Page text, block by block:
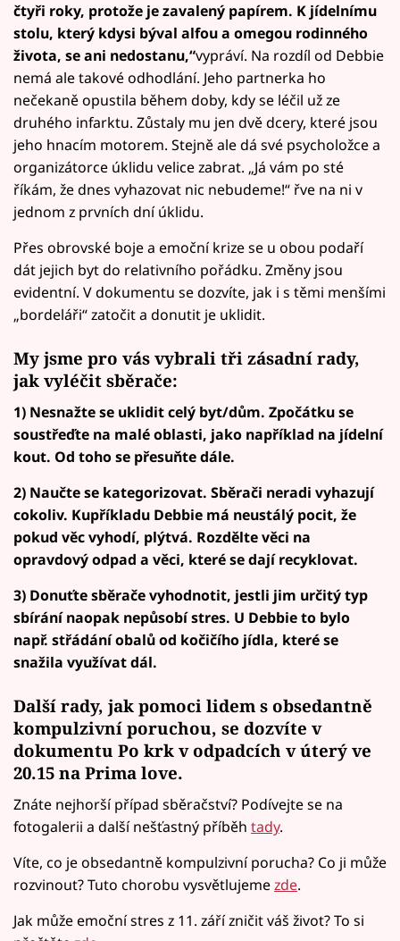
čtyři roky, protože je zavalený papírem. K jídelnímu
stolu, který kdysi býval alfou a omegou rodinného
života, se ani nedostanu,“vypráví. Na rozdíl od Debbie
nemá ale takové odhodlání. Jeho partnerka ho
nečekaně opustila během doby, kdy se léčil už ze
druhého infarktu. Zůstaly mu jen dvě dcery, které jsou
jeho hnacím motorem. Stejně ale dá své psycholožce a
organizátorce úklidu velice zabrat. „Já vám po sté
říkám, že dnes vyhazovat nic nebudeme!“ řve na ni v
jednom z prvních dní úklidu.
Přes obrovské boje a emoční krize se u obou podaří
dát jejich byt do relativního pořádku. Změny jsou
evidentní. V dokumentu se dozvíte, jak i s těmi menšími
„bordeláři“ zatočit a donutit je uklidit.
My jsme pro vás vybrali tři zásadní rady,
jak vyléčit sběrače:
1) Nesnažte se uklidit celý byt/dům. Zpočátku se
soustřeďte na malé oblasti, jako například na jídelní
kout. Od toho se přesuňte dále.
2) Naučte se kategorizovat. Sběrači neradi vyhazují
cokoliv. Kupříkladu Debbie má neustálý pocit, že
pokud věc vyhodí, plýtvá. Rozdělte věci na
opravdový odpad a věci, které se dají recyklovat.
3) Donuťte sběrače vyhodnotit, jestli jim určitý typ
sbírání naopak nepůsobí stres. U Debbie to bylo
např. střádání obalů od kočičího jídla, které se
snažila využívat dál.
Další rady, jak pomoci lidem s obsedantně
kompulzivní poruchou, se dozvíte v
dokumentu Po krk v odpadcích v úterý ve
20.15 na Prima love.
Znáte nejhorší případ sběračství? Podívejte se na
fotogalerii a další nešťastný příběh tady.
Víte, co je obsedantně kompulzivní porucha? Co ji může
rozvinout? Tuto chorobu vysvětlujemezde.
Jak může emoční stres z 11. září zničit váš život? To si